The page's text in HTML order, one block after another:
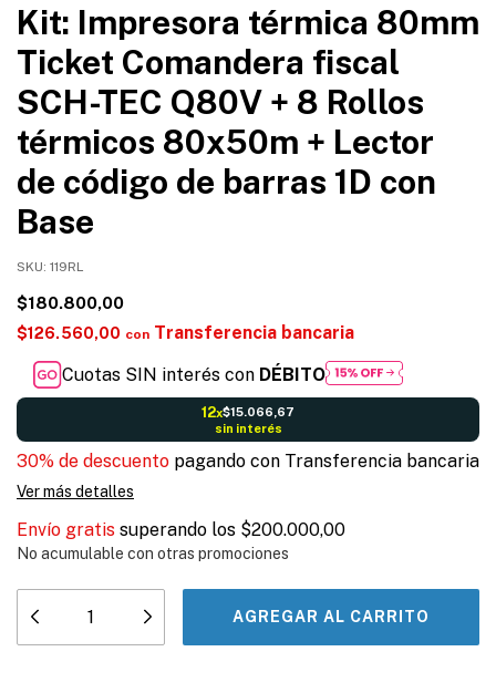
Kit: Impresora térmica 80mm
Ticket Comandera fiscal
SCH-TEC Q80V + 8 Rollos
térmicos 80x50m + Lector
de código de barras 1D con
Base
SKU: 119RL
$180.800,00
$126.560,00 con Transferencia bancaria
Cuotas SIN interés con DÉBITO
12x$15.066,67
sin interés
30% de descuento pagando con Transferencia bancaria
Ver más detalles
Envío gratis superando los $200.000,00
No acumulable con otras promociones